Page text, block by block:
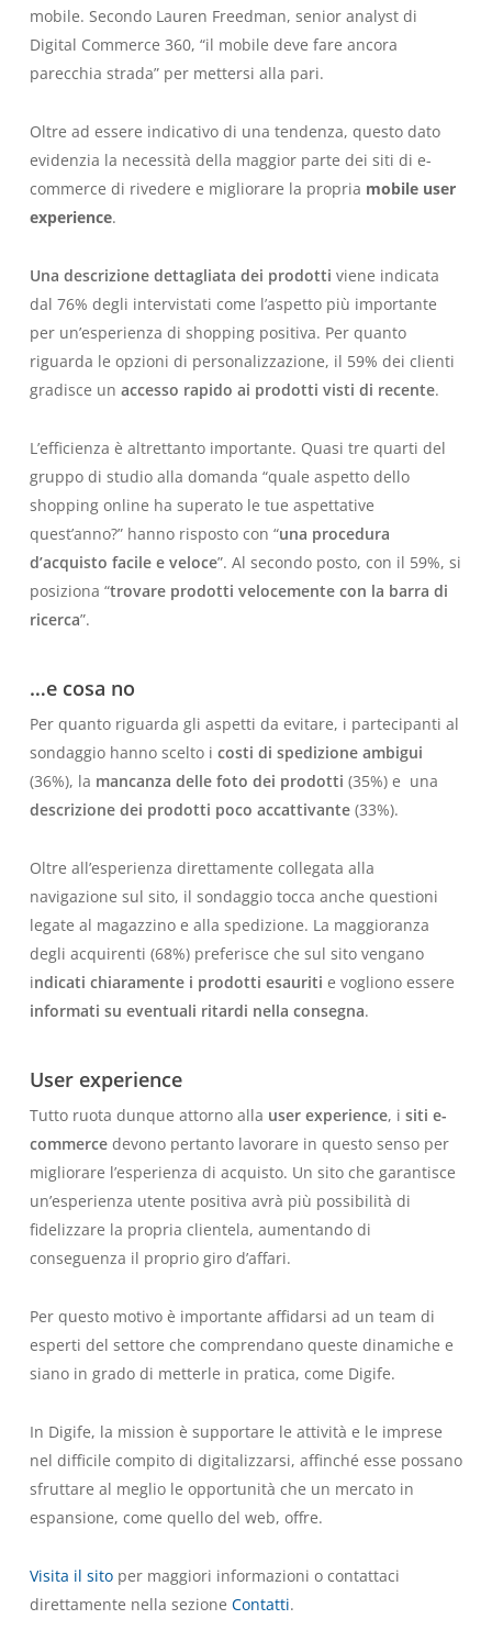
mobile. Secondo Lauren Freedman, senior analyst di
Digital Commerce 360, “il mobile deve fare ancora
parecchia strada” per mettersi alla pari.
Oltre ad essere indicativo di una tendenza, questo dato
evidenzia la necessità della maggior parte dei siti di e-
commerce di rivedere e migliorare la propria mobile user
experience.
Una descrizione dettagliata dei prodotti viene indicata
dal 76% degli intervistati come l’aspetto più importante
per un’esperienza di shopping positiva. Per quanto
riguarda le opzioni di personalizzazione, il 59% dei clienti
gradisce un accesso rapido ai prodotti visti di recente.
L’efficienza è altrettanto importante. Quasi tre quarti del
gruppo di studio alla domanda “quale aspetto dello
shopping online ha superato le tue aspettative
quest’anno?” hanno risposto con “una procedura
d’acquisto facile e veloce”. Al secondo posto, con il 59%, si
posiziona “trovare prodotti velocemente con la barra di
ricerca”.
…e cosa no
Per quanto riguarda gli aspetti da evitare, i partecipanti al
sondaggio hanno scelto i costi di spedizione ambigui
(36%), la mancanza delle foto dei prodotti (35%) e una
descrizione dei prodotti poco accattivante(33%).
Oltre all’esperienza direttamente collegata alla
navigazione sul sito, il sondaggio tocca anche questioni
legate al magazzino e alla spedizione. La maggioranza
degli acquirenti (68%) preferisce che sul sito vengano
indicati chiaramente i prodotti esauriti e vogliono essere
informati su eventuali ritardi nella consegna.
User experience
Tutto ruota dunque attorno alla user experience, i siti e-
commercedevono pertanto lavorare in questo senso per
migliorare l’esperienza di acquisto. Un sito che garantisce
un’esperienza utente positiva avrà più possibilità di
fidelizzare la propria clientela, aumentando di
conseguenza il proprio giro d’affari.
Per questo motivo è importante affidarsi ad un team di
esperti del settore che comprendano queste dinamiche e
siano in grado di metterle in pratica, come Digife.
In Digife, la mission è supportare le attività e le imprese
nel difficile compito di digitalizzarsi, affinché esse possano
sfruttare al meglio le opportunità che un mercato in
espansione, come quello del web, offre.
Visita il sitoper maggiori informazioni o contattaci
direttamente nella sezione Contatti.